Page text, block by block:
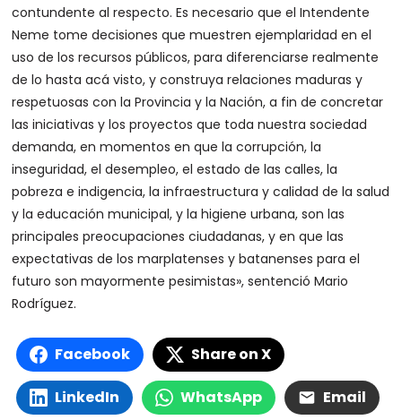
contundente al respecto. Es necesario que el Intendente
Neme tome decisiones que muestren ejemplaridad en el
uso de los recursos públicos, para diferenciarse realmente
de lo hasta acá visto, y construya relaciones maduras y
respetuosas con la Provincia y la Nación, a fin de concretar
las iniciativas y los proyectos que toda nuestra sociedad
demanda, en momentos en que la corrupción, la
inseguridad, el desempleo, el estado de las calles, la
pobreza e indigencia, la infraestructura y calidad de la salud
y la educación municipal, y la higiene urbana, son las
principales preocupaciones ciudadanas, y en que las
expectativas de los marplatenses y batanenses para el
futuro son mayormente pesimistas», sentenció Mario
Rodríguez.
Facebook Share on X
LinkedIn WhatsApp Email